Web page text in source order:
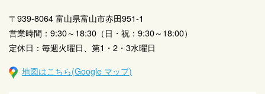
〒939-8064 富山県富山市赤田951-1
営業時間：9:30～18:30（日・祝：9:30～18:00）
定休日：毎週火曜日、第1・2・3水曜日
地図はこちら(Google マップ)